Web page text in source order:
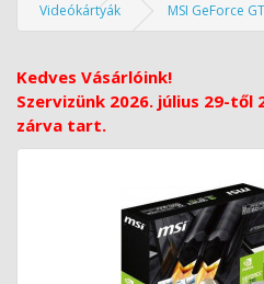
Videókártyák
MSI GeForce
Kedves Vásárlóink!
Szervizünk 2026. július 29-től
zárva tart.